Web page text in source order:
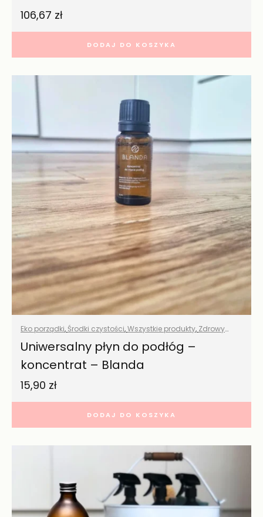
106,67 zł
DODAJ DO KOSZYKA
Eko porządki, Środki czystości,Wszystkie produkty, Zdrowy
dom
Uniwersalny płyn do podłóg –
koncentrat – Blanda
15,90 zł
DODAJ DO KOSZYKA